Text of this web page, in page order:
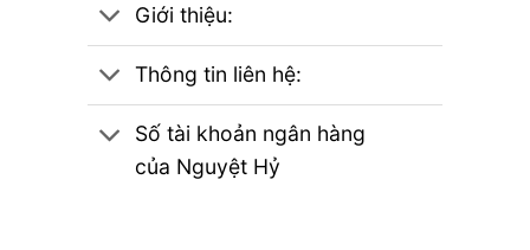
Giới thiệu:
Thông tin liên hệ:
Số tài khoản ngân hàng
của Nguyệt Hỷ